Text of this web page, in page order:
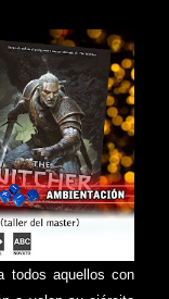
todos aquellos con